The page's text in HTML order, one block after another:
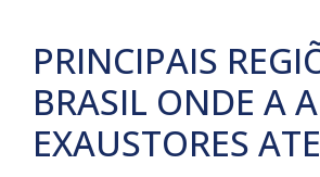
PRINCIPAIS
BRASIL ONDE A
EXAUSTORES